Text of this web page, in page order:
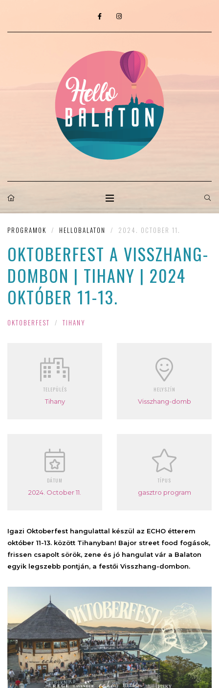
PROGRAMOK / HELLOBALATON / 2024. OCTOBER 11.
OKTOBERFEST A VISSZHANG-
DOMBON | TIHANY | 2024
OKTÓBER 11-13.
OKTOBERFEST / TIHANY
TELEPÜLÉS
Tihany
HELYSZÍN
Visszhang-domb
DÁTUM
2024. October 11.
TÍPUS
gasztro program
Igazi Oktoberfest hangulattal készül az ECHO étterem
október 11-13. között Tihanyban! Bajor street food fogások,
frissen csapolt sörök, zene és jó hangulat vár a Balaton
egyik legszebb pontján, a festői Visszhang-dombon.